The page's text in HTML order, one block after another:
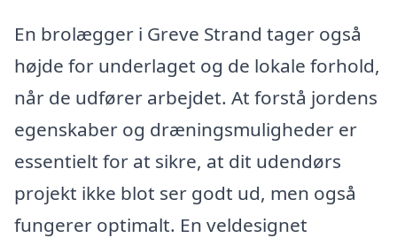
En brolægger i Greve Strand tager også
højde for underlaget og de lokale forhold,
når de udfører arbejdet. At forstå jordens
egenskaber og dræningsmuligheder er
essentielt for at sikre, at dit udendørs
projekt ikke blot ser godt ud, men også
fungerer optimalt. En veldesignet